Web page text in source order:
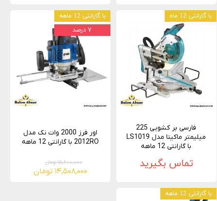
فارسی بر کشویی 225
میلیمتر ماکیتا مدل LS1019
با گارانتی 12 ماهه
تماس بگیرید
با گارانتی 12 ماه
اور فرز 2000 وات نک مدل
2012RO با گارانتی 12 ماهه
۱۵,۶۰۰,۰۰۰ تومان
۱۴,۵۰۸,۰۰۰ تومان
با گارانتی 12 ماهه
۷ درصد
با گارانتی 12 ماهه